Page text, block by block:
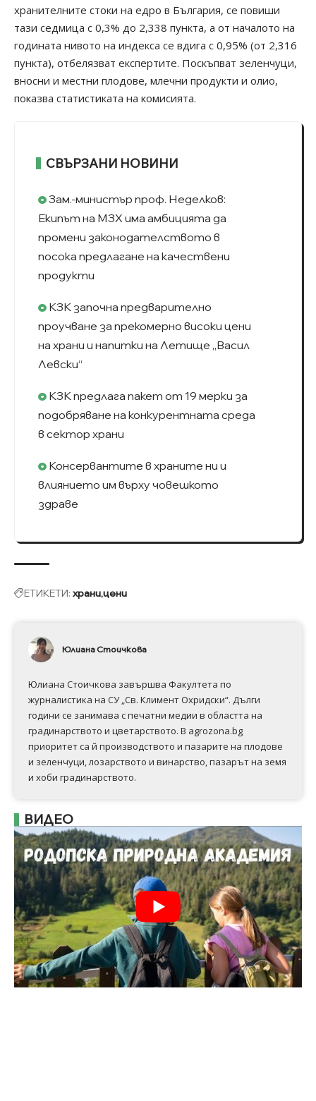
хранителните стоки на едро в България, се повиши
тази седмица с 0,3% до 2,338 пункта, а от началото на
годината нивото на индекса се вдига с 0,95% (от 2,316
пункта), отбелязват експертите. Поскъпват зеленчуци,
вносни и местни плодове, млечни продукти и олио,
показва статистиката на комисията.
СВЪРЗАНИ НОВИНИ
Зам.-министър проф. Неделков:
Екипът на МЗХ има амбицията да
промени законодателството в
посока предлагане на качествени
продукти
КЗК започна предварително
проучване за прекомерно високи цени
на храни и напитки на Летище „Васил
Левски“
КЗК предлага пакет от 19 мерки за
подобряване на конкурентната среда
в сектор храни
Консервантите в храните ни и
влиянието им върху човешкото
здраве
ЕТИКЕТИ: храницени
Юлиана Стоичкова
Юлиана Стоичкова завършва Факултета по
журналистика на СУ „Св. Климент Охридски“. Дълги
години се занимава с печатни медии в областта на
градинарството и цветарството. В agrozona.bg
приоритет са й производството и пазарите на плодове
и зеленчуци, лозарството и винарство, пазарът на земя
и хоби градинарството.
ВИДЕО